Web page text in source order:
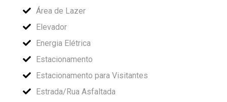
Área de Lazer
Elevador
Energia Elétrica
Estacionamento
Estacionamento para Visitantes
Estrada/Rua Asfaltada